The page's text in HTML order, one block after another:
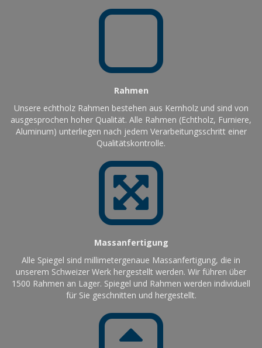
Rahmen
Unsere echtholz Rahmen bestehen aus Kernholz und sind von
ausgesprochen hoher Qualität. Alle Rahmen (Echtholz, Furniere,
Aluminum) unterliegen nach jedem Verarbeitungsschritt einer
Qualitätskontrolle.
Massanfertigung
Alle Spiegel sind millimetergenaue Massanfertigung, die in
unserem Schweizer Werk hergestellt werden. Wir führen über
1500 Rahmen an Lager. Spiegel und Rahmen werden individuell
für Sie geschnitten und hergestellt.